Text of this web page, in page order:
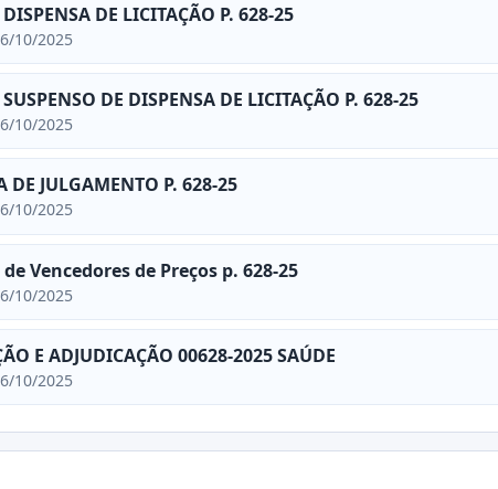
DE LICITAÇÃO P. 628-25
10/2025
DE DISPENSA DE LICITAÇÃO P. 628-25
10/2025
DE JULGAMENTO P. 628-25
10/2025
Vencedores de Preços p. 628-25
10/2025
E ADJUDICAÇÃO 00628-2025 SAÚDE
10/2025